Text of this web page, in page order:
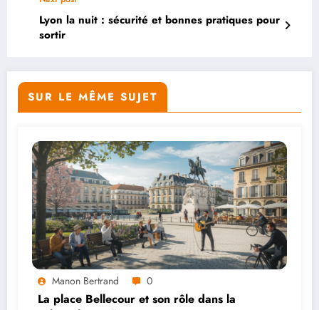
Lyon la nuit : sécurité et bonnes pratiques pour
sortir
SUR LE MÊME SUJET
Manon Bertrand 0
La place Bellecour et son rôle dans la